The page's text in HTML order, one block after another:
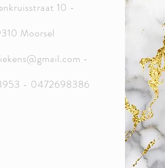
10 -
Moorsel
-
- 0472698386